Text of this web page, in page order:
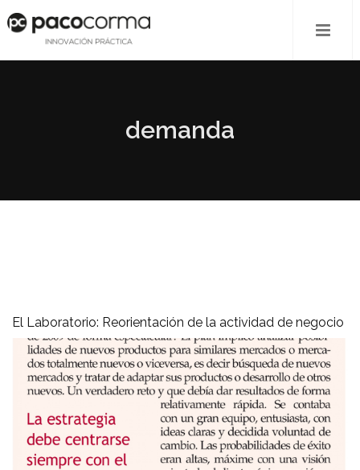
demanda
El Laboratorio: Reorientación de la actividad de negocio